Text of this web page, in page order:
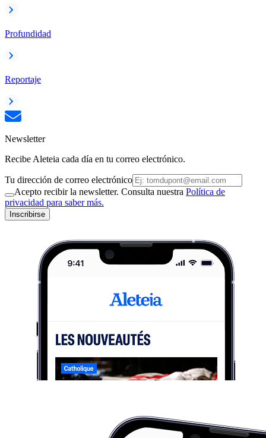
Profundidad
Reportaje
Newsletter
Recibe Aleteia cada día en tu correo electrónico.
Tu dirección de correo electrónico
Acepto recibir la newsletter. Consulta nuestra Política de
privacidad para saber más.
Inscribirse